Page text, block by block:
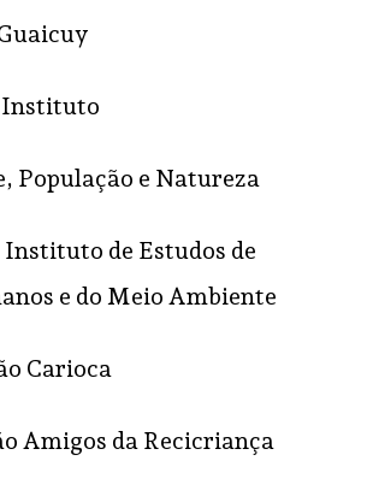
Instituto
População e Natureza
de Estudos de
e do Meio Ambiente
Carioca
Amigos da Recicriança